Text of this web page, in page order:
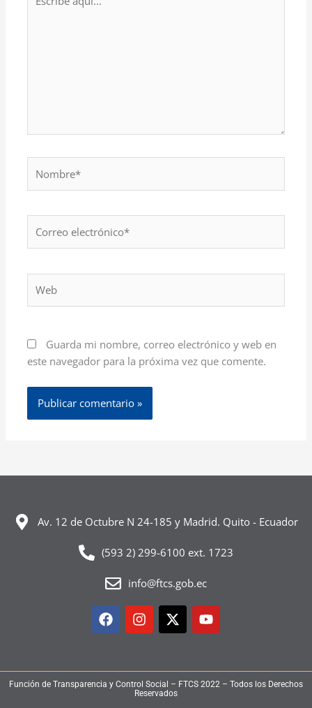
aquí...
electrónico*
Guarda mi nombre, correo electrónico y web en
este navegador para la próxima vez que comente.
Av. 12 de Octubre N 24-185 y Madrid. Quito - Ecuador
(593 2) 299-6100 ext. 1723
info@ftcs.gob.ec
FacebookInstagram
X-
twitter
Youtube
Función de Transparencia y Control Social – FTCS 2022 – Todos los Derechos
Reservados